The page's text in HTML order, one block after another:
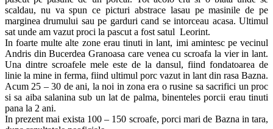
scaldau, nu va spun ce picturi abstrace lasau pe masinile de pe
marginea drumului sau pe garduri cand se intorceau acasa. Ultimul
sat unde am vazut proci la pascut a fost satul Leorint.
In foarte multe alte zone erau tinuti in lant, imi amintesc pe vecinul
Andris din Bucerdea Granoasa care venea cu scroafa la vier in lant.
Una dintre scroafele mele este de la dansul, fiind fondatoarea de
linie la mine in ferma, fiind ultimul porc vazut in lant din rasa Bazna.
Acum 25 – 30 de ani, la noi in zona era o rusine sa sacrifici un proc
si sa aiba salanina sub un lat de palma, binenteles porcii erau tinuti
pana la 2 ani.
In prezent mai exista 100 – 150 scroafe, porci mari de Bazna in tara,